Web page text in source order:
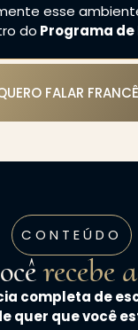
esse
do Programa de
FALAR
CONTEÚDO
recebe
completa de
quer que você